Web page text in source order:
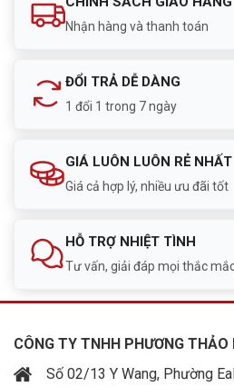
Nhận hàng và thanh toán
ĐỔI TRẢ DỄ DÀNG
1 đổi 1 trong 7 ngày
GIÁ LUÔN LUÔN RẺ NHẤT
Giá cả hợp lý, nhiều ưu đãi tốt
HỖ TRỢ NHIỆT TÌNH
Tư vấn, giải đáp mọi thắc
CÔNG TY TNHH PHƯƠNG THẢO
Số 02/13 Y Wang, Phường